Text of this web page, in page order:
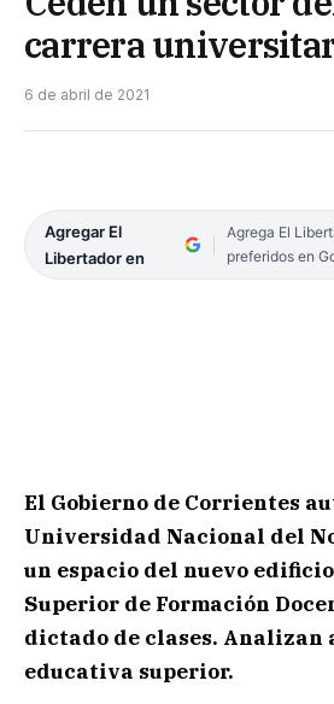
carrera
6 de abril de 2021
Agregar El
Libertador en
Agrega El
preferidos en
El Gobierno de Corrientes
Universidad Nacional del
un espacio del nuevo
Superior de Formación
dictado de clases.
educativa superior.